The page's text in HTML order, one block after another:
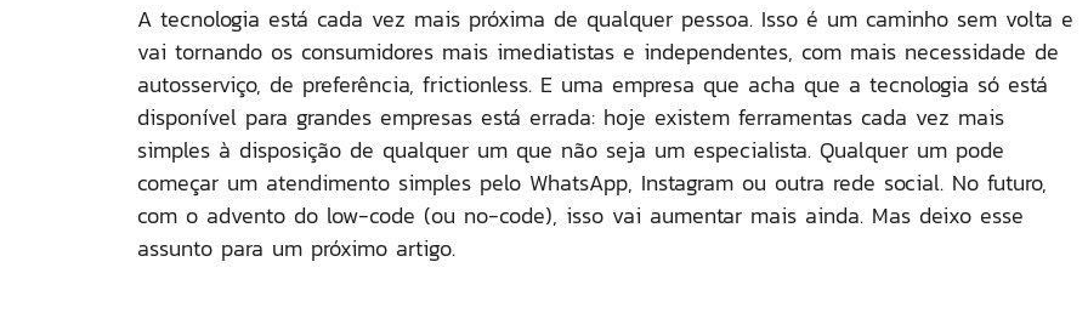
A tecnologia está cada vez mais próxima de qualquer pessoa. Isso é um caminho sem volta e
vai tornando os consumidores mais imediatistas e independentes, com mais necessidade de
autosserviço, de preferência, frictionless. E uma empresa que acha que a tecnologia só está
disponível para grandes empresas está errada: hoje existem ferramentas cada vez mais
simples à disposição de qualquer um que não seja um especialista. Qualquer um pode
começar um atendimento simples pelo WhatsApp, Instagram ou outra rede social. No futuro,
com o advento do low-code (ou no-code), isso vai aumentar mais ainda. Mas deixo esse
assunto para um próximo artigo.